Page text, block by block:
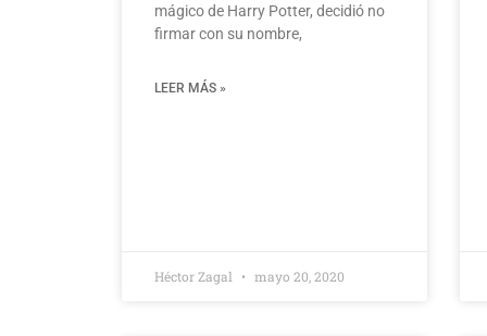
mágico de Harry Potter, decidió no
firmar con su nombre,
LEER MÁS »
Héctor Zagal mayo 20, 2020